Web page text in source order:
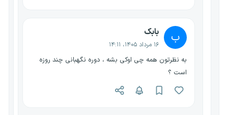
ب بابک
۱۶ مرداد ۱۴۰۵، ۱۴:۱۱
به نظرتون همه چی اوکی بشه ، دوره نگهبانی چند روزه
است ؟